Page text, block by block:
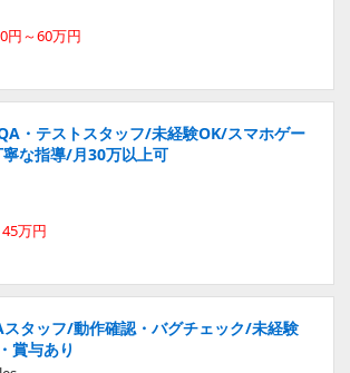
円～60万円
・テストスタッフ/未経験OK/スマホゲー
な指導/月30万以上可
万円
タッフ/動作確認・バグチェック/未経験
賞与あり